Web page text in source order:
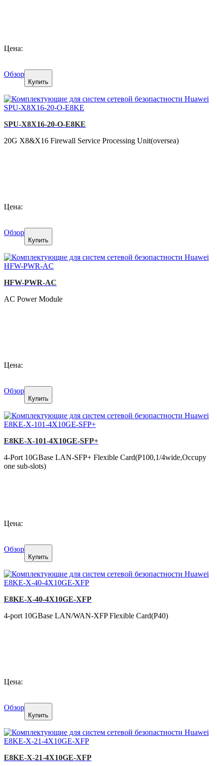
Цена:
Обзор
Купить
SPU-X8X16-20-O-E8KE
20G X8&X16 Firewall Service Processing Unit(oversea)
Цена:
Обзор
Купить
HFW-PWR-AC
AC Power Module
Цена:
Обзор
Купить
E8KE-X-101-4X10GE-SFP+
4-Port 10GBase LAN-SFP+ Flexible Card(P100,1/4wide,Occupy
one sub-slots)
Цена:
Обзор
Купить
E8KE-X-40-4X10GE-XFP
4-port 10GBase LAN/WAN-XFP Flexible Card(P40)
Цена:
Обзор
Купить
E8KE-X-21-4X10GE-XFP